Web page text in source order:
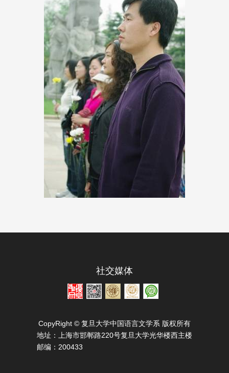
社交媒体
CopyRight © 复旦大学中国语言文学系 版权所有
地址：
上海市邯郸路220号复旦大学光华楼西主楼
邮编： 200433